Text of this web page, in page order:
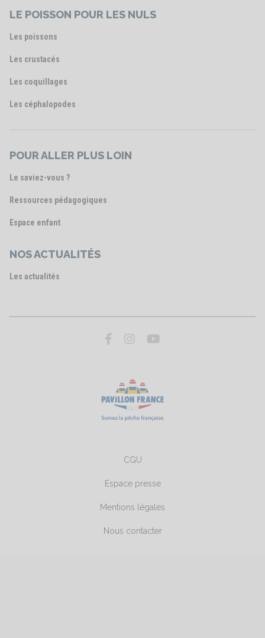
LE POISSON POUR LES NULS
Les poissons
Les crustacés
Les coquillages
Les céphalopodes
POUR ALLER PLUS LOIN
Le saviez-vous ?
Ressources pédagogiques
Espace enfant
NOS ACTUALITÉS
Les actualités
CGU
Espace presse
Mentions légales
Nous contacter